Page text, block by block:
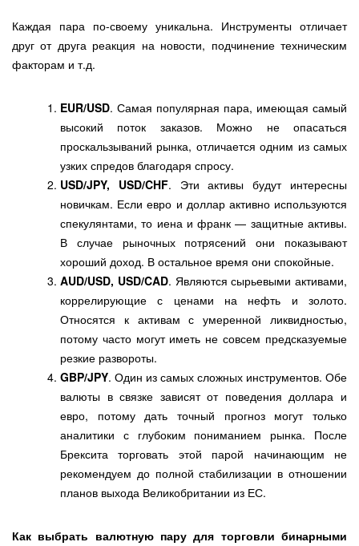
Каждая пара по-своему уникальна. Инструменты отличает
друг от друга реакция на новости, подчинение техническим
факторам и т.д.
EUR/USD. Самая популярная пара, имеющая самый
высокий поток заказов. Можно не опасаться
проскальзываний рынка, отличается одним из самых
узких спредов благодаря спросу.
USD/JPY, USD/CHF. Эти активы будут интересны
новичкам. Если евро и доллар активно используются
спекулянтами, то иена и франк — защитные активы.
В случае рыночных потрясений они показывают
хороший доход. В остальное время они спокойные.
AUD/USD, USD/CAD. Являются сырьевыми активами,
коррелирующие с ценами на нефть и золото.
Относятся к активам с умеренной ликвидностью,
потому часто могут иметь не совсем предсказуемые
резкие развороты.
GBP/JPY. Один из самых сложных инструментов. Обе
валюты в связке зависят от поведения доллара и
евро, потому дать точный прогноз могут только
аналитики с глубоким пониманием рынка. После
Брексита торговать этой парой начинающим не
рекомендуем до полной стабилизации в отношении
планов выхода Великобритании из ЕС.
Как выбрать валютную пару для торговли бинарными